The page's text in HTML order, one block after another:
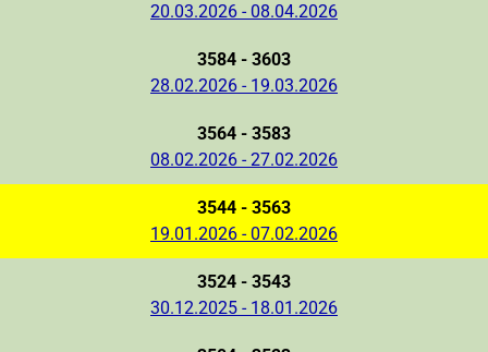
20.03.2026 - 08.04.2026
3584 - 3603
28.02.2026 - 19.03.2026
3564 - 3583
08.02.2026 - 27.02.2026
3544 - 3563
19.01.2026 - 07.02.2026
3524 - 3543
30.12.2025 - 18.01.2026